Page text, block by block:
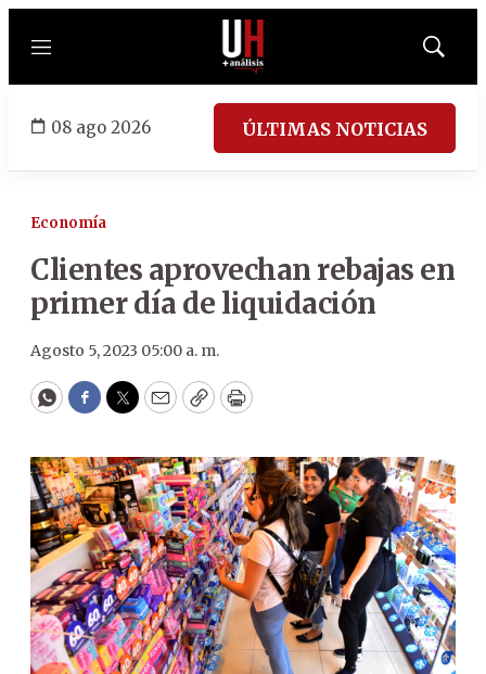
Menú
Mostrar
08 ago 2026 ÚLTIMAS NOTICIAS
Economía
Clientes aprovechan rebajas en
primer día de liquidación
Agosto 5, 2023 05:00 a. m.
WhatsApp
Facebook
Twitter
EmailCopyPrint